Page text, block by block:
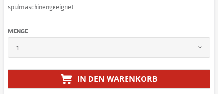
spülmaschinengeeignet
MENGE
IN DEN WARENKORB